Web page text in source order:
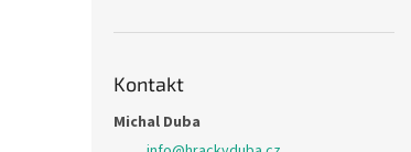
Kontakt
Michal Duba